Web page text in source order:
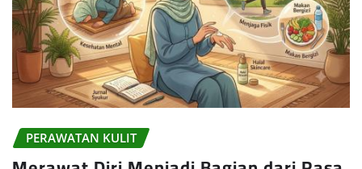
PERAWATAN KULIT